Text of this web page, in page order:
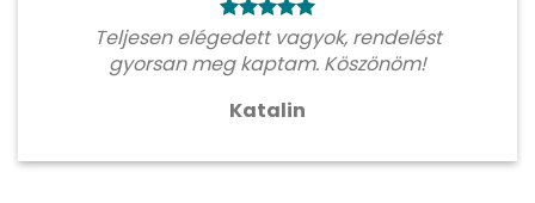
Teljesen elégedett vagyok, rendelést
gyorsan meg kaptam. Köszönöm!
Katalin